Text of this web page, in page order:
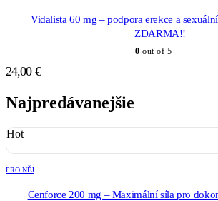
Vidalista 60 mg – podpora erekce a
ZDARMA!!
0 out of 5
24,00 €
Najpredávanejšie
Hot
PRO NĚJ
Cenforce 200 mg – Maximální síla pro